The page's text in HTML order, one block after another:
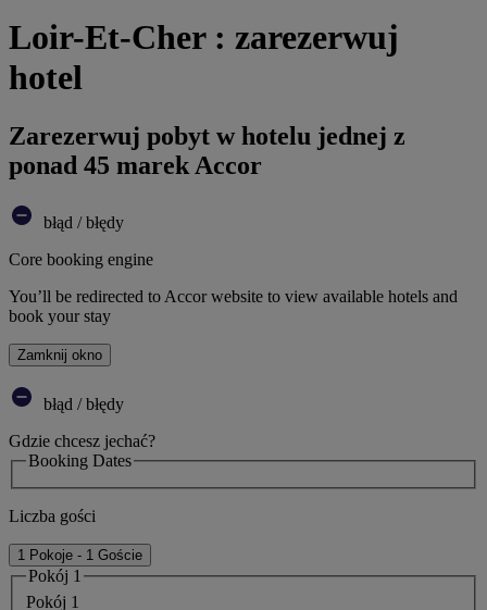
Loir-Et-Cher : zarezerwuj
hotel
Zarezerwuj pobyt w hotelu jednej z
ponad 45 marek Accor
błąd / błędy
Core booking engine
You’ll be redirected to Accor website to view available hotels and
book your stay
Zamknij okno
błąd / błędy
Gdzie chcesz jechać?
Booking Dates
Liczba gości
1 Pokoje - 1 Goście
Pokój 1
Pokój 1